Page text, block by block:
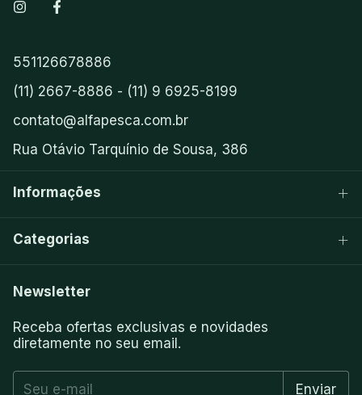
551126678886
(11) 2667-8886 - (11) 9 6925-8199
contato@alfapesca.com.br
Rua Otávio Tarquínio de Sousa, 386
Informações
Categorias
Newsletter
Receba ofertas exclusivas e novidades
diretamente no seu email.